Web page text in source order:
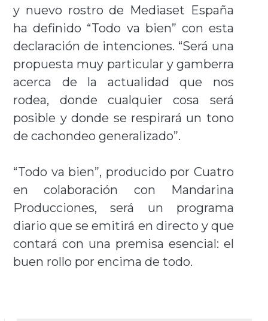
y nuevo rostro de Mediaset España
ha definido “Todo va bien” con esta
declaración de intenciones. “Será una
propuesta muy particular y gamberra
acerca de la actualidad que nos
rodea, donde cualquier cosa será
posible y donde se respirará un tono
de cachondeo generalizado”.
“Todo va bien”, producido por Cuatro
en colaboración con Mandarina
Producciones, será un programa
diario que se emitirá en directo y que
contará con una premisa esencial: el
buen rollo por encima de todo.